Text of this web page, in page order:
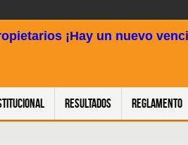
¡Hay un nuevo
Resultados Reglamento